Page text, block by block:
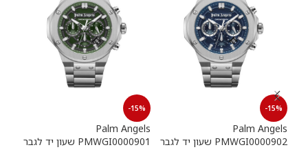
-15%
Palm Angels
PMWGI0000902 שעון יד לגבר
-15%
Palm Angels
PMWGI0000901 שעון יד לגבר